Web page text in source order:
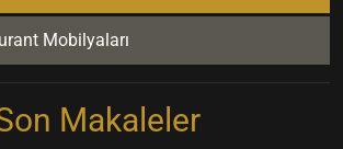
Mobilyaları
Makaleler